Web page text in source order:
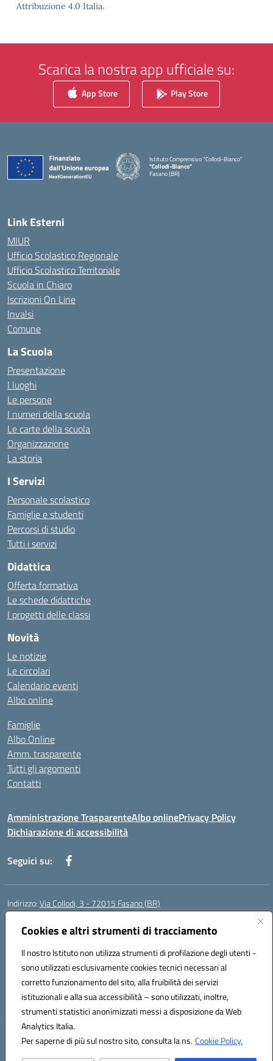
Cookies e altri strumenti di tracciamento
Il nostro Istituto non utilizza strumenti di profilazione degli utenti -
sono utilizzati esclusivamente cookies tecnici necessari al
corretto funzionamento del sito, alla fruibilità dei servizi
istituzionali e alla sua accessibilità – sono utilizzati, inoltre,
strumenti statistici anonimizzati messi a disposizione da Web
Analytics Italia.
Per saperne di più sul nostro sito, consulta la ns.Cookie Policy.
Attribuzione 4.0 Italia.
Scarica la nostra app ufficiale su:
App Store Play Store
Istituto Comprensivo "Collodi-Bianco"
"Collodi-Bianco"
Fasano (BR)
Link Esterni
MIUR
Ufficio Scolastico Regionale
Ufficio Scolastico Territoriale
Scuola in Chiaro
Iscrizioni On Line
Invalsi
Comune
La Scuola
Presentazione
I luoghi
Le persone
I numeri della scuola
Le carte della scuola
Organizzazione
La storia
I Servizi
Personale scolastico
Famiglie e studenti
Percorsi di studio
Tutti i servizi
Didattica
Offerta formativa
Le schede didattiche
I progetti delle classi
Novità
Le notizie
Le circolari
Calendario eventi
Albo online
Famiglie
Albo Online
Amm. trasparente
Tutti gli argomenti
Contatti
Amministrazione TrasparenteAlbo onlinePrivacy Policy
Dichiarazione di accessibilità
Seguici su:
Indirizzo:Via Collodi, 3 - 72015 Fasano (BR)
Centralino:
Posta elettronica certificata (PEC):bric839004@pec.istruzione.it
Codice fiscale: 90059320748
Codice meccanografico:BRIC839004
Codice Indice delle Pubbliche Amministrazioni (IPA): istsc_bree02200r
Codice unico di fatturazione (CUF): MIL3BD
Hosting & Powered by 3D Solution S.r.l.
Concept & Design by Designers Italia